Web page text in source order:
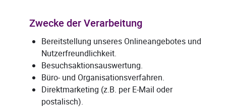
Zwecke der Verarbeitung
Bereitstellung unseres Onlineangebotes und
Nutzerfreundlichkeit.
Besuchsaktionsauswertung.
Büro- und Organisationsverfahren.
Direktmarketing (z.B. per E-Mail oder
postalisch).